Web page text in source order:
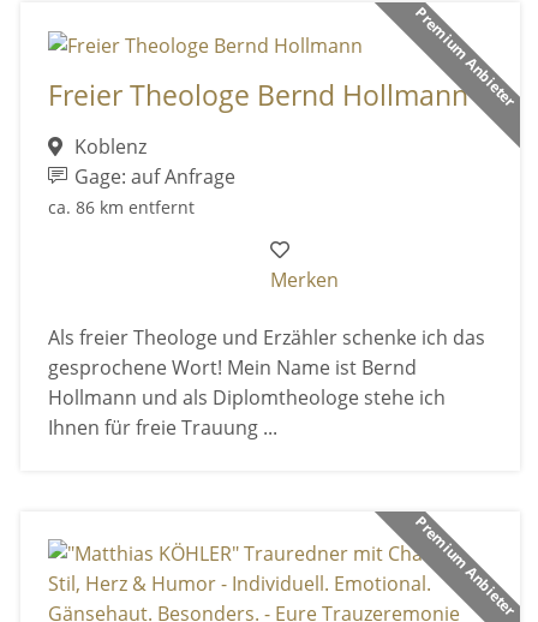
Premium Anbieter
Freier Theologe Bernd Hollmann
Koblenz
Gage: auf Anfrage
ca. 86 km entfernt
Merken
Als freier Theologe und Erzähler schenke ich das
gesprochene Wort! Mein Name ist Bernd
Hollmann und als Diplomtheologe stehe ich
Ihnen für freie Trauung ...
Premium Anbieter